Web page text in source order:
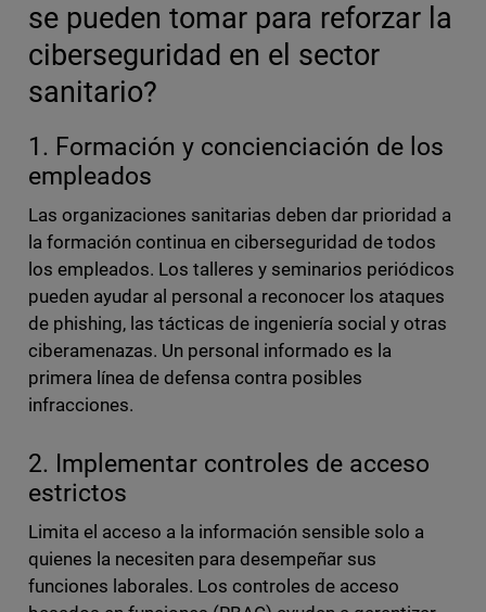
se pueden tomar para reforzar la
ciberseguridad en el sector
sanitario?
1. Formación y concienciación de los
empleados
Las organizaciones sanitarias deben dar prioridad a
la formación continua en ciberseguridad de todos
los empleados. Los talleres y seminarios periódicos
pueden ayudar al personal a reconocer los ataques
de phishing, las tácticas de ingeniería social y otras
ciberamenazas. Un personal informado es la
primera línea de defensa contra posibles
infracciones.
2. Implementar controles de acceso
estrictos
Limita el acceso a la información sensible solo a
quienes la necesiten para desempeñar sus
funciones laborales. Los controles de acceso